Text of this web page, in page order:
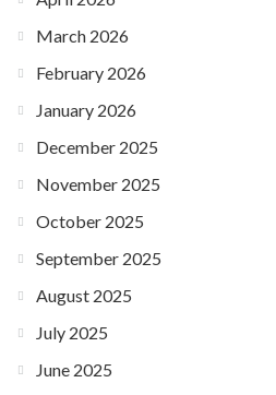
March 2026
February 2026
January 2026
December 2025
November 2025
October 2025
September 2025
August 2025
July 2025
June 2025